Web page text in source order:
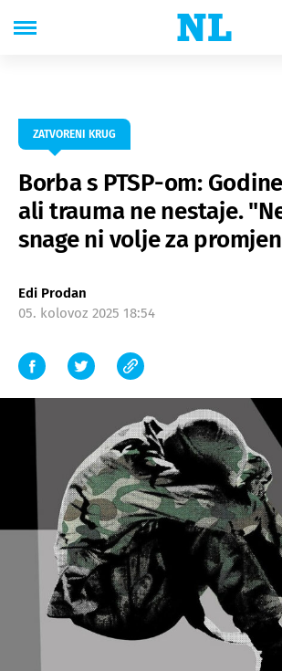
ZATVORENI KRUG
Borba s PTSP-om:
ali trauma ne nestaje.
snage ni volje za
Edi Prodan
05. kolovoz 2025 18:54